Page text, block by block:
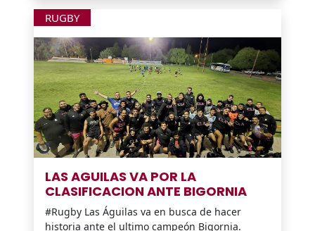
RUGBY
LAS AGUILAS VA POR LA
CLASIFICACION ANTE BIGORNIA
#Rugby Las Águilas va en busca de hacer
historia ante el ultimo campeón Bigornia.